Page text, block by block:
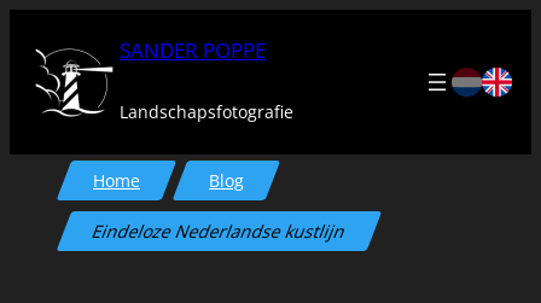
naar
inhoud
SANDER POPPE
Landschapsfotografie
Home Blog
Eindeloze Nederlandse kustlijn